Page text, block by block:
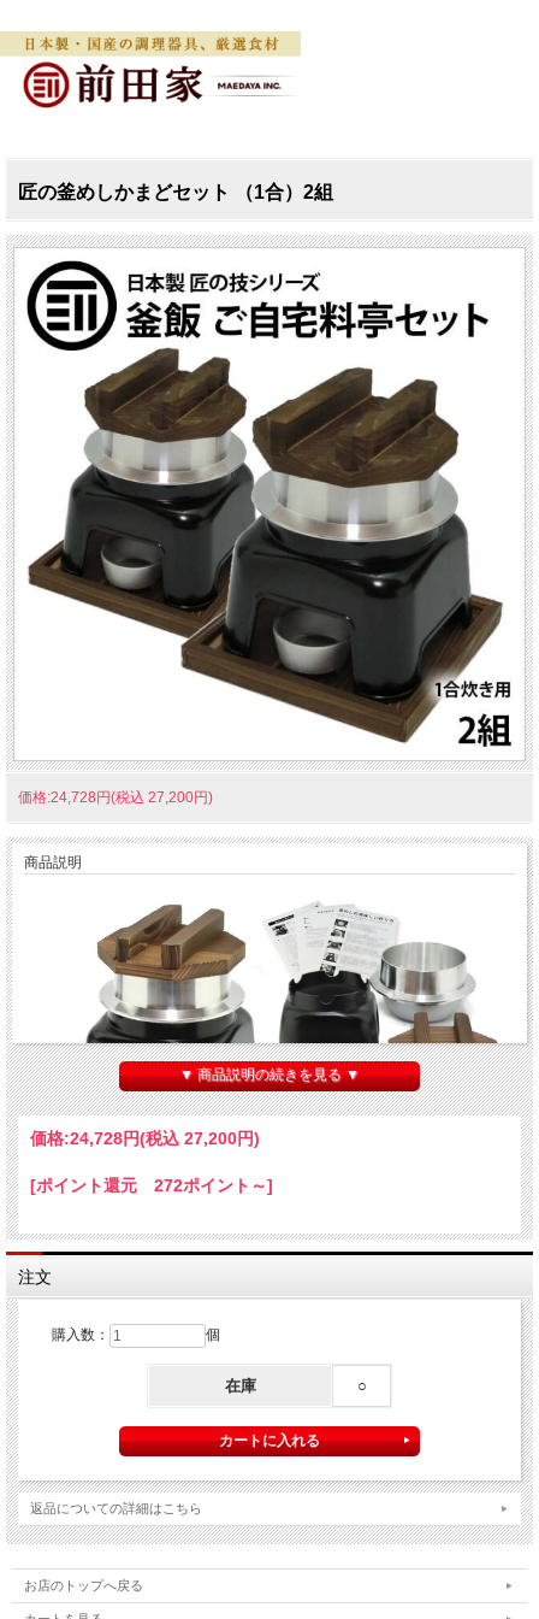
匠の釜めしかまどセット （1合）2組
価格:24,728円(税込 27,200円)
商品説明
自宅で「ずっと」使える釜飯のかまどのセット（1合
炊き用）
固形燃料で炊いていただくタイプです。セットで買う
▼ 商品説明の続きを見る ▼
価格:24,728円(税込 27,200円)
[ポイント還元 272ポイント～]
注文
購入数： 個
在庫 ○
返品についての詳細はこちら
お店のトップへ戻る